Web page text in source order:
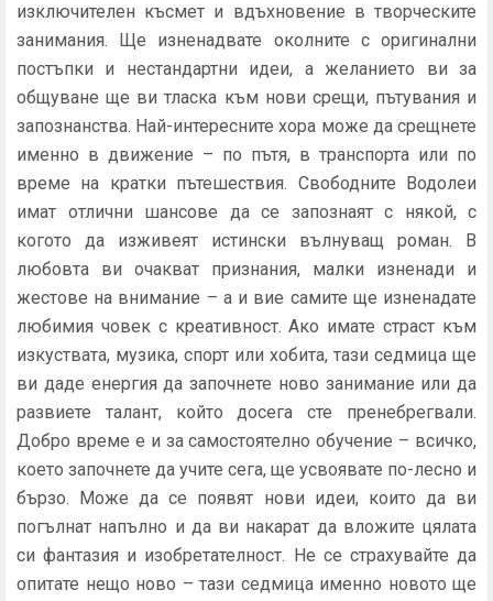
изключителен късмет и вдъхновение в творческите
занимания. Ще изненадвате околните с оригинални
постъпки и нестандартни идеи, а желанието ви за
общуване ще ви тласка към нови срещи, пътувания и
запознанства. Най-интересните хора може да срещнете
именно в движение – по пътя, в транспорта или по
време на кратки пътешествия. Свободните Водолеи
имат отлични шансове да се запознаят с някой, с
когото да изживеят истински вълнуващ роман. В
любовта ви очакват признания, малки изненади и
жестове на внимание – а и вие самите ще изненадате
любимия човек с креативност. Ако имате страст към
изкуствата, музика, спорт или хобита, тази седмица ще
ви даде енергия да започнете ново занимание или да
развиете талант, който досега сте пренебрегвали.
Добро време е и за самостоятелно обучение – всичко,
което започнете да учите сега, ще усвоявате по-лесно и
бързо. Може да се появят нови идеи, които да ви
погълнат напълно и да ви накарат да вложите цялата
си фантазия и изобретателност. Не се страхувайте да
опитате нещо ново – тази седмица именно новото ще